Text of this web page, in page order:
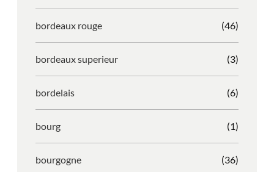
bordeaux rouge (46)
bordeaux superieur (3)
bordelais (6)
bourg (1)
bourgogne (36)